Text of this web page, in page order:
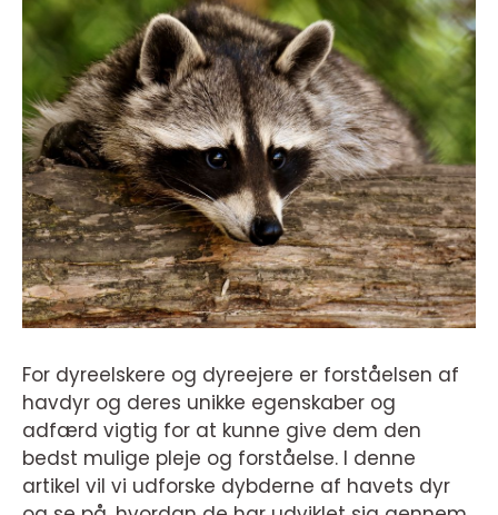
For dyreelskere og dyreejere er forståelsen af
havdyr og deres unikke egenskaber og
adfærd vigtig for at kunne give dem den
bedst mulige pleje og forståelse. I denne
artikel vil vi udforske dybderne af havets dyr